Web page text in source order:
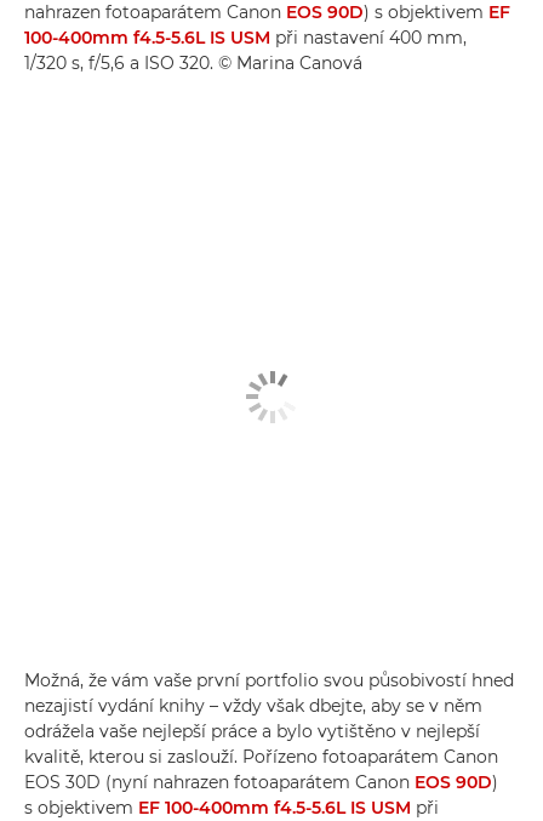
nahrazen fotoaparátem Canon EOS 90D) s objektivem EF
100-400mm f4.5-5.6L IS USM při nastavení 400 mm,
1/320 s, f/5,6 a ISO 320. © Marina Canová
Možná, že vám vaše první portfolio svou působivostí hned
nezajistí vydání knihy – vždy však dbejte, aby se v něm
odrážela vaše nejlepší práce a bylo vytištěno v nejlepší
kvalitě, kterou si zaslouží. Pořízeno fotoaparátem Canon
EOS 30D (nyní nahrazen fotoaparátem Canon EOS 90D)
s objektivem EF 100-400mm f4.5-5.6L IS USM při